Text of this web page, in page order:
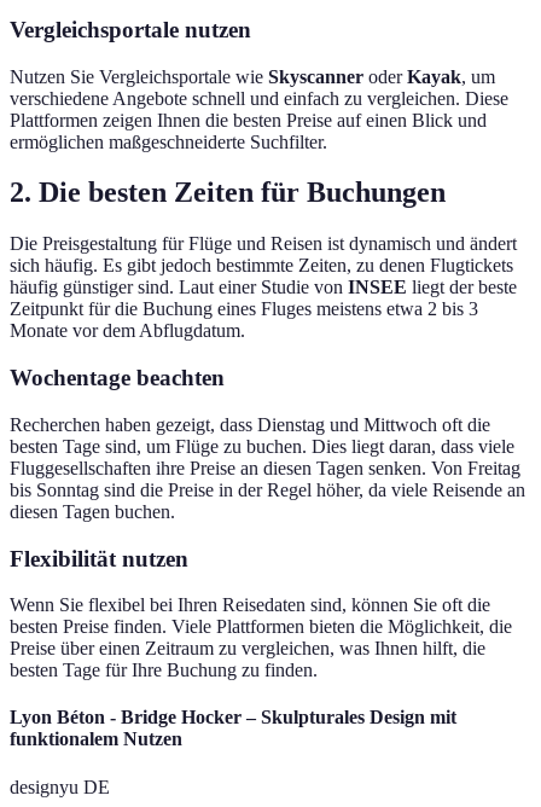
Vergleichsportale nutzen
Nutzen Sie Vergleichsportale wie Skyscanner oderKayak, um
verschiedene Angebote schnell und einfach zu vergleichen. Diese
Plattformen zeigen Ihnen die besten Preise auf einen Blick und
ermöglichen maßgeschneiderte Suchfilter.
2. Die besten Zeiten für Buchungen
Die Preisgestaltung für Flüge und Reisen ist dynamisch und ändert
sich häufig. Es gibt jedoch bestimmte Zeiten, zu denen Flugtickets
häufig günstiger sind. Laut einer Studie von INSEE liegt der beste
Zeitpunkt für die Buchung eines Fluges meistens etwa 2 bis 3
Monate vor dem Abflugdatum.
Wochentage beachten
Recherchen haben gezeigt, dass Dienstag und Mittwoch oft die
besten Tage sind, um Flüge zu buchen. Dies liegt daran, dass viele
Fluggesellschaften ihre Preise an diesen Tagen senken. Von Freitag
bis Sonntag sind die Preise in der Regel höher, da viele Reisende an
diesen Tagen buchen.
Flexibilität nutzen
Wenn Sie flexibel bei Ihren Reisedaten sind, können Sie oft die
besten Preise finden. Viele Plattformen bieten die Möglichkeit, die
Preise über einen Zeitraum zu vergleichen, was Ihnen hilft, die
besten Tage für Ihre Buchung zu finden.
Lyon Béton - Bridge Hocker – Skulpturales Design mit
funktionalem Nutzen
designyu DE